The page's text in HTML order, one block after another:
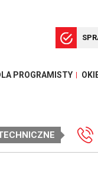
PROGRAMISTY